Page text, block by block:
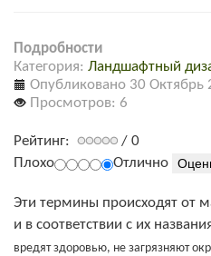
Подробности
Категория: Ландшафтный
Опубликовано 30 Октябрь
Просмотров: 6
Рейтинг:
/ 0
Плохо
Отлично
Эти термины происходят от
и в соответствии с их
вредят здоровью, не загрязняют